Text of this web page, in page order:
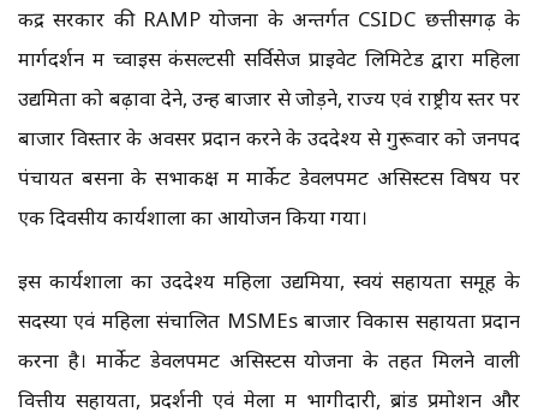
केंद्र सरकार की RAMP योजना के अन्तर्गत CSIDC छत्तीसगढ़ के
मार्गदर्शन में च्वाइस कंसल्टेंसी सर्विसेज प्राइवेट लिमिटेड द्वारा महिला
उद्यमिता को बढ़ावा देने, उन्हें बाजार से जोड़ने, राज्य एवं राष्ट्रीय स्तर पर
बाजार विस्तार के अवसर प्रदान करने के उददेश्य से गुरूवार को जनपद
पंचायत बसना के सभाकक्ष में मार्केट डेवलपमेंट असिस्टेंस विषय पर
एक दिवसीय कार्यशाला का आयोजन किया गया।
इस कार्यशाला का उददेश्य महिला उद्यमियों, स्वयं सहायता समूह के
सदस्यों एवं महिला संचालित MSMEs बाजार विकास सहायता प्रदान
करना है। मार्केट डेवलपमेंट असिस्टेंस योजना के तहत मिलने वाली
वित्तीय सहायता, प्रदर्शनी एवं मेलों में भागीदारी, ब्रांड प्रमोशन और